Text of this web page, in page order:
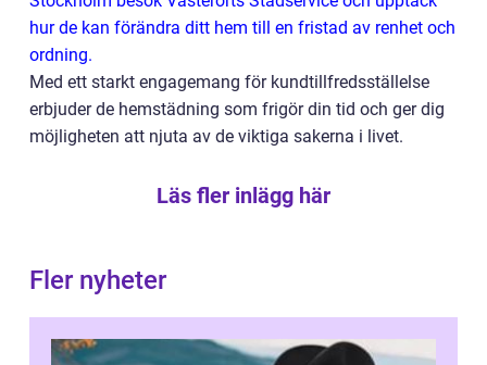
hur de kan förändra ditt hem till en fristad av renhet och
ordning.
Med ett starkt engagemang för kundtillfredsställelse
erbjuder de hemstädning som frigör din tid och ger dig
möjligheten att njuta av de viktiga sakerna i livet.
Läs fler inlägg här
Fler nyheter